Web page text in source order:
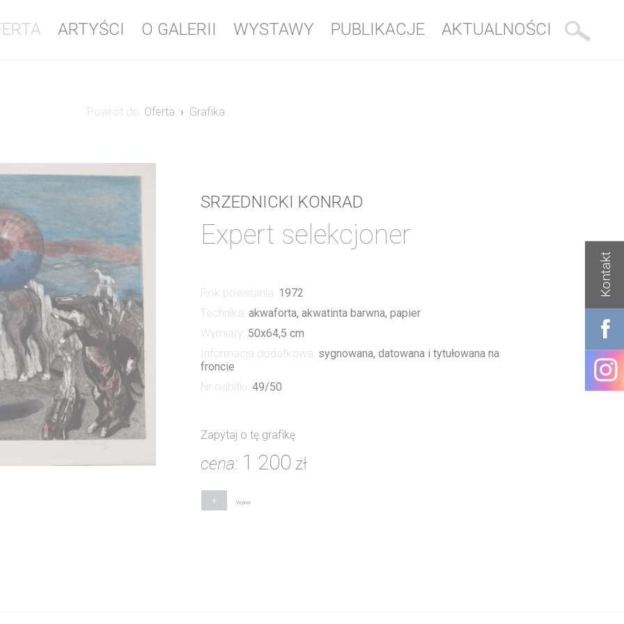
ARTYŚCI O GALERII WYSTAWY PUBLIKACJE AKTUALNOŚCI
Powrót do: Oferta Grafika
SRZEDNICKI KONRAD
Expert selekcjoner
Rok powstania: 1972
Technika: akwaforta, akwatinta barwna, papier
Wymiary: 50x64,5 cm
Informacja dodatkowa: sygnowana, datowana i tytułowana na
froncie
Nr odbitki: 49/50
Zapytaj o tę grafikę
cena: 1 200 zł
+ Wybór
Kontakt